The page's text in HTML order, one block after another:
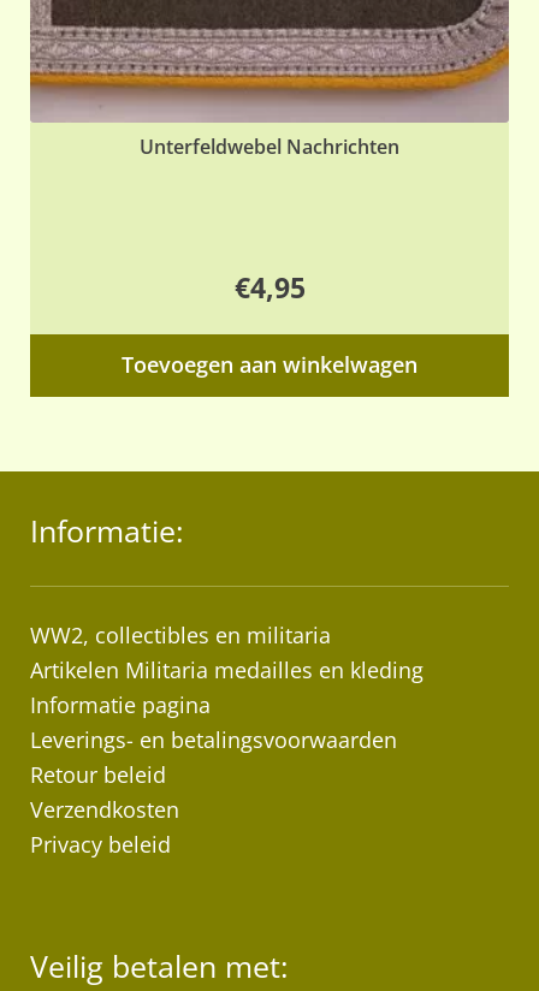
Unterfeldwebel Nachrichten
€4,95
Toevoegen aan winkelwagen
Informatie:
WW2, collectibles en militaria
Artikelen Militaria medailles en kleding
Informatie pagina
Leverings- en betalingsvoorwaarden
Retour beleid
Verzendkosten
Privacy beleid
Veilig betalen met: